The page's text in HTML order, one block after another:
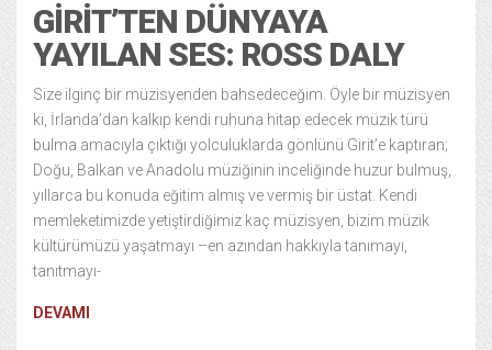
GIRIT’TEN DÜNYAYA
YAYILAN SES: ROSS DALY
Size ilginç bir müzisyenden bahsedeceğim. Öyle bir müzisyen
ki, İrlanda’dan kalkıp kendi ruhuna hitap edecek müzik türü
bulma amacıyla çıktığı yolculuklarda gönlünü Girit’e kaptıran;
Doğu, Balkan ve Anadolu müziğinin inceliğinde huzur bulmuş,
yıllarca bu konuda eğitim almış ve vermiş bir üstat. Kendi
memleketimizde yetiştirdiğimiz kaç müzisyen, bizim müzik
kültürümüzü yaşatmayı –en azından hakkıyla tanımayı,
tanıtmayı-
DEVAMI